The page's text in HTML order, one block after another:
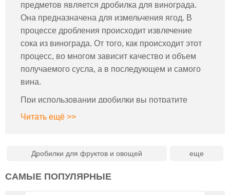
предметов является дробилка для винограда.
Она предназначена для измельчения ягод. В
процессе дробления происходит извлечение
сока из винограда. От того, как происходит этот
процесс, во многом зависит качество и объем
получаемого сусла, а в последующем и самого
вина.
При использовании дробилки вы потратите
гораздо меньше времени и сил на получение
отдают предпочтение как домашние виноделы,
домашних винокурнях.
Читать ещё >>
Дробилки для фруктов и овощей
САМЫЕ ПОПУЛЯРНЫЕ